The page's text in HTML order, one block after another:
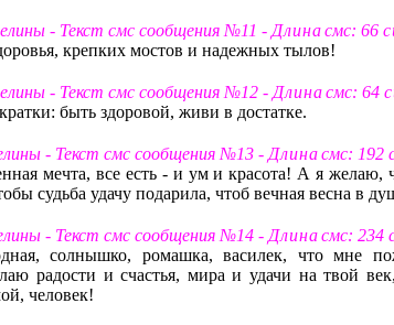
- Текст смс сообщения №11 - Д л и н асмс: 66 с
крепких мостов и надежных тылов!
- Текст смс сообщения №12 - Д л и н асмс: 64 с
быть здоровой, живи в достатке.
- Текст смс сообщения №13 - Д л и н асмс: 192
мечта, все есть - и ум и красота! А я желаю,
судьба удачу подарила, чтоб вечная весна в
- Текст смс сообщения №14 - Д л и н асмс: 234
солнышко, ромашка, василек, что мне
радости и счастья, мира и удачи на твой
человек!